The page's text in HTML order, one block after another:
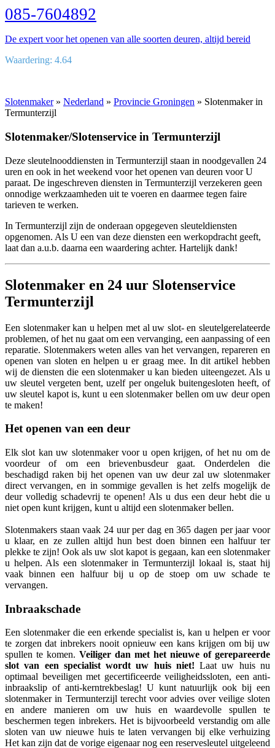
085-7604892
De expert voor het openen van alle soorten deuren, altijd bereid
Waardering: 4.64
Slotenmaker» Nederland » Provincie Groningen » Slotenmaker in
Termunterzijl
Slotenmaker/Slotenservice in Termunterzijl
Deze sleutelnooddiensten in Termunterzijl staan in noodgevallen 24
uren en ook in het weekend voor het openen van deuren voor U
paraat. De ingeschreven diensten in Termunterzijl verzekeren geen
onnodige werkzaamheden uit te voeren en daarmee tegen faire
tarieven te werken.
In Termunterzijl zijn de onderaan opgegeven sleuteldiensten
opgenomen. Als U een van deze diensten een werkopdracht geeft,
laat dan a.u.b. daarna een waardering achter. Hartelijk dank!
Slotenmaker en 24 uur Slotenservice
Termunterzijl
Een slotenmaker kan u helpen met al uw slot- en sleutelgerelateerde
problemen, of het nu gaat om een vervanging, een aanpassing of een
reparatie. Slotenmakers weten alles van het vervangen, repareren en
openen van sloten en helpen u er graag mee. In dit artikel hebben
wij de diensten die een slotenmaker u kan bieden uiteengezet. Als u
uw sleutel vergeten bent, uzelf per ongeluk buitengesloten heeft, of
uw sleutel kapot is, kunt u een slotenmaker bellen om uw deur open
te maken!
Het openen van een deur
Elk slot kan uw slotenmaker voor u open krijgen, of het nu om de
voordeur of om een brievenbusdeur gaat. Onderdelen die
beschadigd raken bij het openen van uw deur zal uw slotenmaker
direct vervangen, en in sommige gevallen is het zelfs mogelijk de
deur volledig schadevrij te openen! Als u dus een deur hebt die u
niet open kunt krijgen, kunt u altijd een slotenmaker bellen.
Slotenmakers staan vaak 24 uur per dag en 365 dagen per jaar voor
u klaar, en ze zullen altijd hun best doen binnen een halfuur ter
plekke te zijn! Ook als uw slot kapot is gegaan, kan een slotenmaker
u helpen. Als een slotenmaker in Termunterzijl lokaal is, staat hij
vaak binnen een halfuur bij u op de stoep om uw schade te
vervangen.
Inbraakschade
Een slotenmaker die een erkende specialist is, kan u helpen er voor
te zorgen dat inbrekers nooit opnieuw een kans krijgen om bij uw
spullen te komen. Veiliger dan met het nieuwe of gerepareerde
slot van een specialist wordt uw huis niet! Laat uw huis nu
optimaal beveiligen met gecertificeerde veiligheidssloten, een anti-
inbraakslip of anti-kerntrekbeslag! U kunt natuurlijk ook bij een
slotenmaker in Termunterzijl terecht voor advies over veilige sloten
en andere manieren om uw huis en waardevolle spullen te
beschermen tegen inbrekers. Het is bijvoorbeeld verstandig om alle
sloten van uw nieuwe huis te laten vervangen bij elke verhuizing
Het kan zijn dat de vorige eigenaar nog een reservesleutel uitgeleend